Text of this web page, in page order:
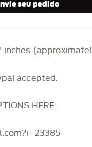
inches
accepted.
HERE: